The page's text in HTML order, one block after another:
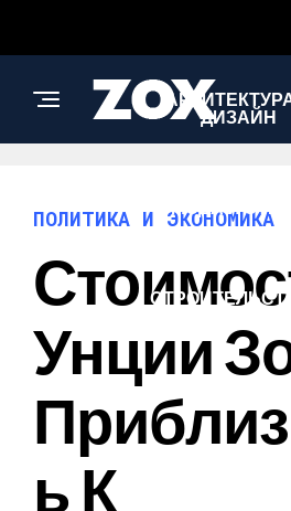
ДИЗАЙН
МОДА И
ПОЛИТИКА И ЭКОНОМИКА
Унции
Ь К